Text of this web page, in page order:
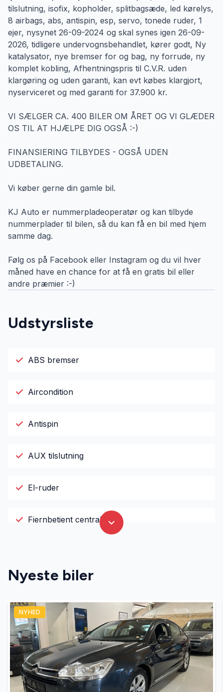
tilslutning, isofix, kopholder, splitbagsæde, led kørelys,
8 airbags, abs, antispin, esp, servo, tonede ruder, 1
ejer, nysynet 26-09-2024 og skal synes igen 26-09-
2026, tidligere undervognsbehandlet, kører godt, Ny
katalysator, nye bremser for og bag, ny forrude, ny
komplet kobling, Afhentningspris til C.V.R. uden
klargøring og uden garanti, kan evt købes klargjort,
nyserviceret og med garanti for 37.900 kr.
VI SÆLGER CA. 400 BILER OM ÅRET OG VI GLÆDER
OS TIL AT HJÆLPE DIG OGSÅ :-)
FINANSIERING TILBYDES - OGSÅ UDEN
UDBETALING.
Vi køber gerne din gamle bil.
KJ Auto er nummerpladeoperatør og kan tilbyde
nummerplader til bilen, så du kan få en bil med hjem
samme dag.
Følg os på Facebook eller Instagram og du vil hver
måned have en chance for at få en gratis bil eller
andre præmier :-)
Udstyrsliste
ABS bremser
Aircondition
Antispin
AUX tilslutning
El-ruder
Fjernbetjent centrallås
LED kørelys
Servostyring
Splitbagsæder
Startspærre
Nyeste biler
NYHED